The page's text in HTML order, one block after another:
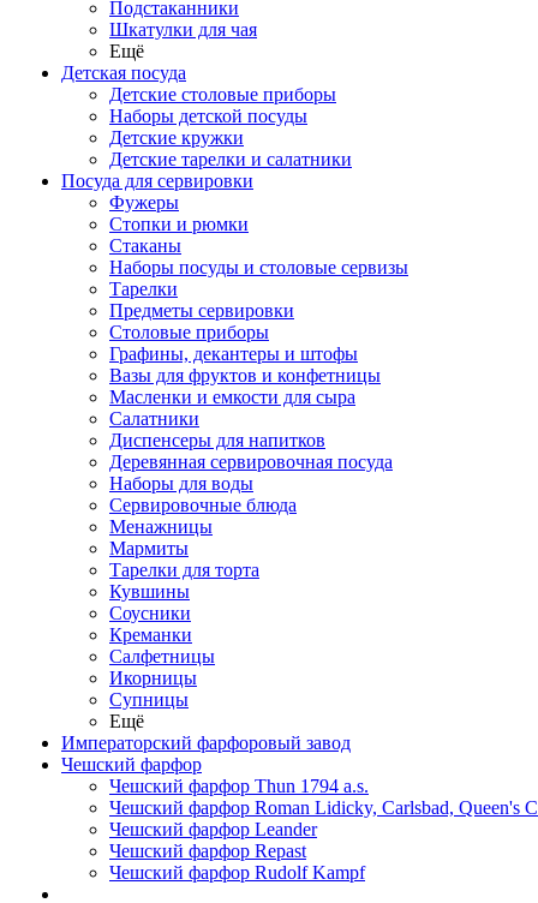
Подстаканники
Шкатулки для чая
Ещё
Детская посуда
Детские столовые приборы
Наборы детской посуды
Детские кружки
Детские тарелки и салатники
Посуда для сервировки
Фужеры
Стопки и рюмки
Стаканы
Наборы посуды и столовые сервизы
Тарелки
Предметы сервировки
Столовые приборы
Графины, декантеры и штофы
Вазы для фруктов и конфетницы
Масленки и емкости для сыра
Салатники
Диспенсеры для напитков
Деревянная сервировочная посуда
Наборы для воды
Сервировочные блюда
Менажницы
Мармиты
Тарелки для торта
Кувшины
Соусники
Креманки
Салфетницы
Икорницы
Супницы
Ещё
Императорский фарфоровый завод
Чешский фарфор
Чешский фарфор Thun 1794 a.s.
Чешский фарфор Roman Lidicky, Carlsbad, Queen's
Чешский фарфор Leander
Чешский фарфор Repast
Чешский фарфор Rudolf Kampf